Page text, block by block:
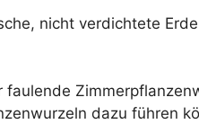
nicht verdichtete
dazu führen